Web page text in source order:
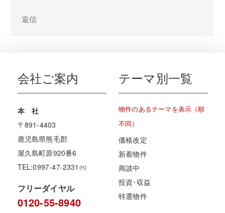
返信
会社ご案内
本 社
〒891-4403
鹿児島県熊毛郡
屋久島町原920番6
TEL:0997-47-2331㈹
フリーダイヤル
0120-55-8940
テーマ別一覧
物件のあるテーマを表示（順
不同）
価格改定
新着物件
商談中
投資･収益
特選物件